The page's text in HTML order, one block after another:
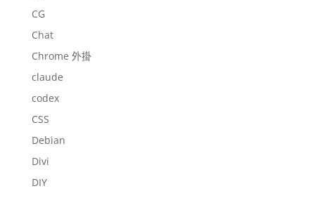
CG
Chat
Chrome 外掛
claude
codex
CSS
Debian
Divi
DIY